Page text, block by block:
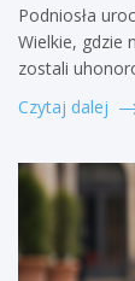
Podniosła
Wielkie, gdzie
zostali
Czytaj dalej